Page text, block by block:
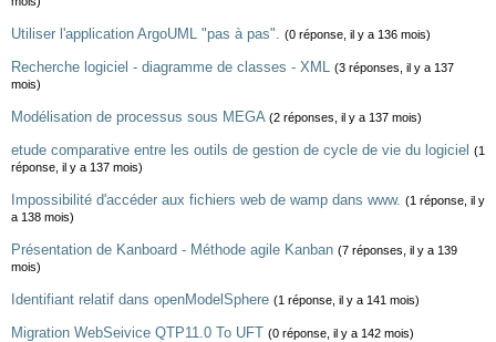
Utiliser l'application ArgoUML "pas à pas". (0 réponse, il y a 136 mois)
Recherche logiciel - diagramme de classes - XML (3 réponses, il y a 137
mois)
Modélisation de processus sous MEGA (2 réponses, il y a 137 mois)
etude comparative entre les outils de gestion de cycle de vie du logiciel (1
réponse, il y a 137 mois)
Impossibilité d'accéder aux fichiers web de wamp dans www. (1 réponse, il y
a 138 mois)
Présentation de Kanboard - Méthode agile Kanban (7 réponses, il y a 139
mois)
Identifiant relatif dans openModelSphere (1 réponse, il y a 141 mois)
Migration WebSeivice QTP11.0 To UFT (0 réponse, il y a 142 mois)